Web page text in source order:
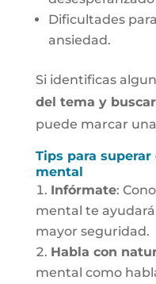
Dificultades
ansiedad.
Si identificas
del tema y
puede marcar
Tips para
mental
Infórmate:
mental te
mayor seguridad.
Habla con
mental como